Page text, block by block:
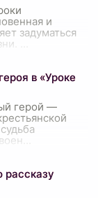
и
задуматься
в «Уроке
герой —
рассказу